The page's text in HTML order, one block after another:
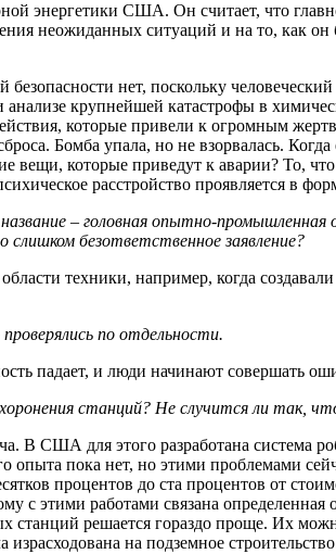
энергетики США. Он считает, что
неожиданных ситуаций и на то, как
безопасности нет, поскольку
анализе крупнейшей катастрофы в
которые привели к огромным
Бомба упала, но не взорвалась.
вещи, которые приведут к аварии? То,
расстройство проявляется в
– головная опытно-
безответствен­ное заявление?
техники, например, когда
по отдельности.
падает, и люди начинают совершать
станций? Не случится ли
В США для этого разработана система
пока нет, но этими проблемами
процентов до ста процентов от
с этими работами связана
решается гораздо проще. Их
на подземное